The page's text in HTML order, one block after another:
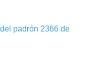
padrón 2366 de